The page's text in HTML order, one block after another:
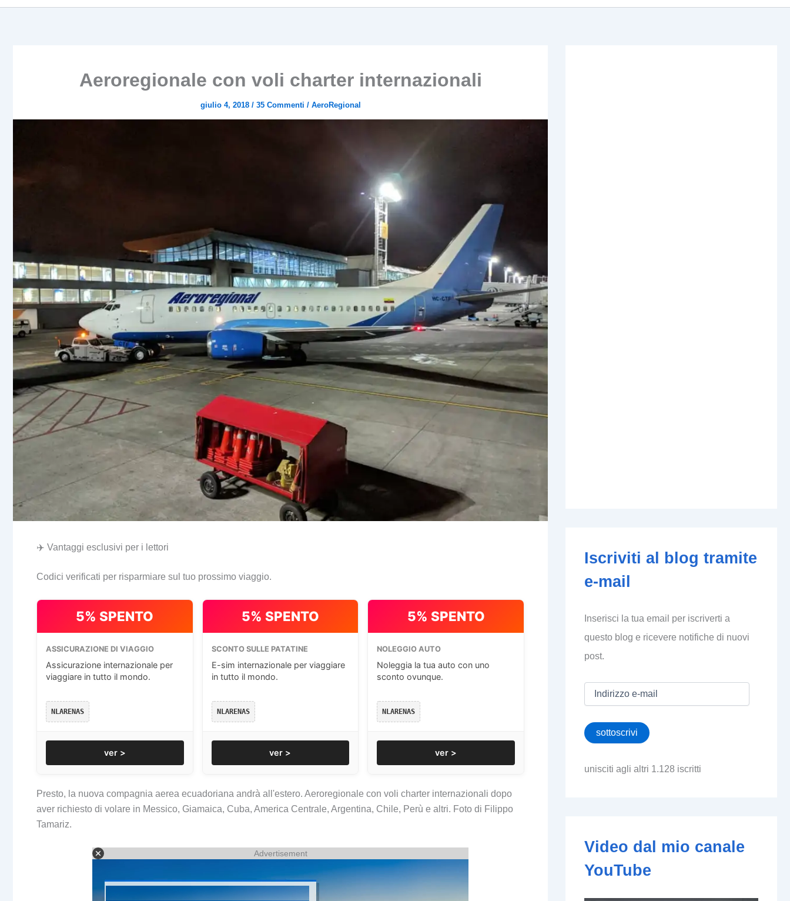
Aeroregionale con voli charter internazionali
giulio 4, 2018 / 35 Commenti / AeroRegional
✈️ Vantaggi esclusivi per i lettori
Codici verificati per risparmiare sul tuo prossimo viaggio.
5% SPENTO
ASSICURAZIONE DI VIAGGIO
Assicurazione internazionale per
viaggiare in tutto il mondo.
NLARENAS
ver >
5% SPENTO
SCONTO SULLE PATATINE
E-sim internazionale per viaggiare
in tutto il mondo.
NLARENAS
ver >
5% SPENTO
NOLEGGIO AUTO
Noleggia la tua auto con uno
sconto ovunque.
NLARENAS
ver >
Presto, la nuova compagnia aerea ecuadoriana andrà all'estero. Aeroregionale con voli charter internazionali dopo
aver richiesto di volare in Messico, Giamaica, Cuba, America Centrale, Argentina, Chile, Perù e altri. Foto di Filippo
Tamariz.
Advertisement
Iscriviti al blog tramite
e-mail
Inserisci la tua email per iscriverti a
questo blog e ricevere notifiche di nuovi
post.
r
z
i
sottoscrivi
unisciti agli altri 1.128 iscritti
Video dal mio canale
YouTube